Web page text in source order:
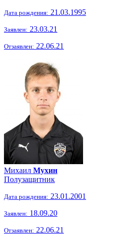
Дата рождения: 21.03.1995
Заявлен: 23.03.21
Отзаявлен: 22.06.21
Михаил Мухин
Полузащитник
Дата рождения: 23.01.2001
Заявлен: 18.09.20
Отзаявлен: 22.06.21